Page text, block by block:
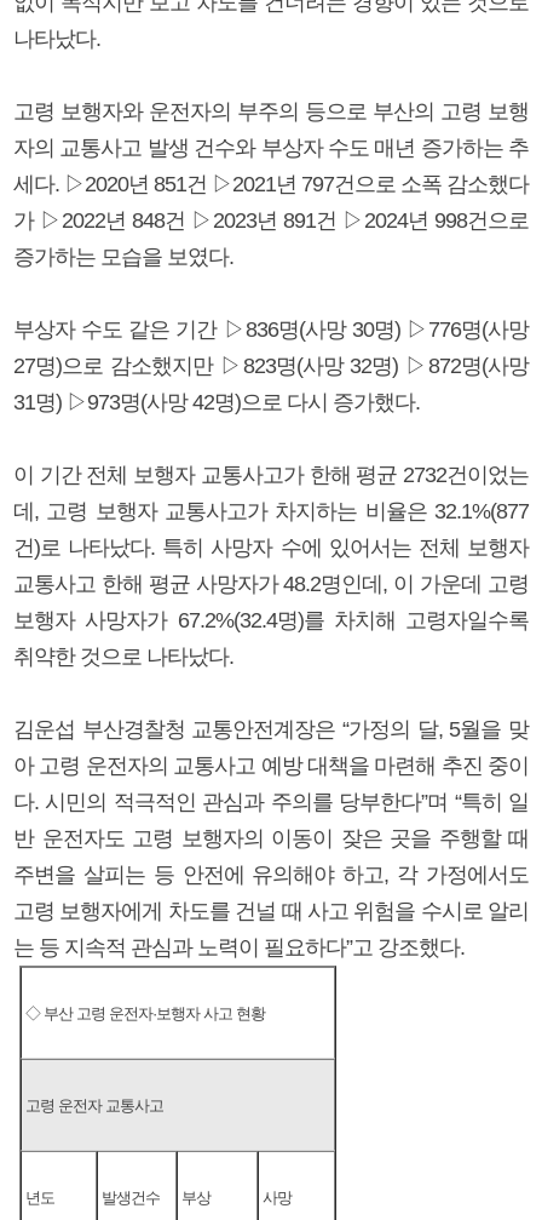
나타났다.
고령 보행자와 운전자의 부주의 등으로 부산의 고령 보행
자의 교통사고 발생 건수와 부상자 수도 매년 증가하는 추
세다. ▷2020년 851건 ▷2021년 797건으로 소폭 감소했다
가 ▷2022년 848건 ▷2023년 891건 ▷2024년 998건으로
증가하는 모습을 보였다.
부상자 수도 같은 기간 ▷836명(사망 30명) ▷776명(사망
27명)으로 감소했지만 ▷823명(사망 32명) ▷872명(사망
31명) ▷973명(사망 42명)으로 다시 증가했다.
이 기간 전체 보행자 교통사고가 한해 평균 2732건이었는
데, 고령 보행자 교통사고가 차지하는 비율은 32.1%(877
건)로 나타났다. 특히 사망자 수에 있어서는 전체 보행자
교통사고 한해 평균 사망자가 48.2명인데, 이 가운데 고령
보행자 사망자가 67.2%(32.4명)를 차치해 고령자일수록
취약한 것으로 나타났다.
김운섭 부산경찰청 교통안전계장은 “가정의 달, 5월을 맞
아 고령 운전자의 교통사고 예방 대책을 마련해 추진 중이
다. 시민의 적극적인 관심과 주의를 당부한다”며 “특히 일
반 운전자도 고령 보행자의 이동이 잦은 곳을 주행할 때
주변을 살피는 등 안전에 유의해야 하고, 각 가정에서도
고령 보행자에게 차도를 건널 때 사고 위험을 수시로 알리
는 등 지속적 관심과 노력이 필요하다”고 강조했다.
◇ 부산 고령 운전자·보행자 사고 현황
고령 운전자 교통사고
년도 발생건수 부상 사망